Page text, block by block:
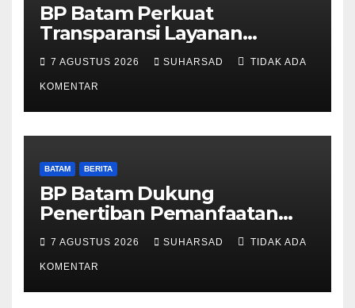
BP Batam Perkuat
Transparansi Layanan
Pertanahan, Alokasi Tanah
Reguler Segera Hadir Melalui
LMS
7 AGUSTUS 2026 SUHARSAD TIDAK ADA
KOMENTAR
BATAM BERITA
BP Batam Dukung
Penertiban Pemanfaatan
Ruang Laut Sesuai
Ketentuan Peraturan
Perundang-undangan
7 AGUSTUS 2026 SUHARSAD TIDAK ADA
KOMENTAR